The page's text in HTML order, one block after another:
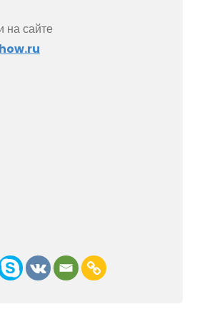
на сайте